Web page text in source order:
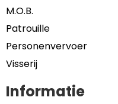
M.O.B.
Patrouille
Personenvervoer
Visserij
Informatie